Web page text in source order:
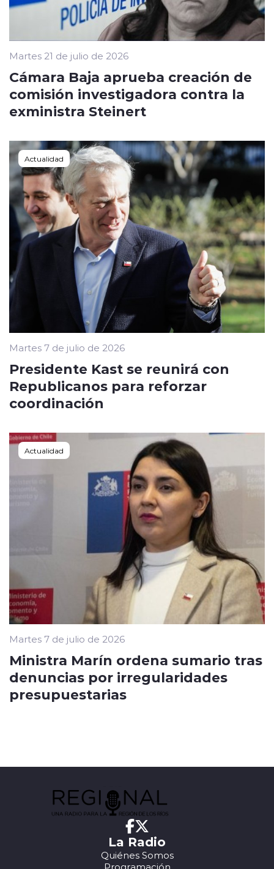
Martes 21 de julio de 2026
Cámara Baja aprueba creación de
comisión investigadora contra la
exministra Steinert
Actualidad
Martes 7 de julio de 2026
Presidente Kast se reunirá con
Republicanos para reforzar
coordinación
Actualidad
Martes 7 de julio de 2026
Ministra Marín ordena sumario tras
denuncias por irregularidades
presupuestarias
La Radio
Quiénes Somos